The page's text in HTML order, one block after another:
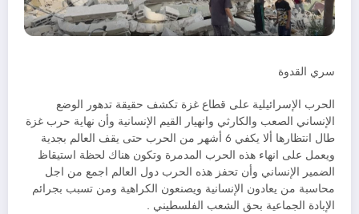
سري القدوة
الحرب الإسرائيلية على قطاع غزة تكشف حقيقة تدهور الوضع
الإنساني الصعب والكارثي وانهيار القيم الإنسانية وأن نهاية حرب غزة
طال انتظارها ألا يكفي 6 أشهر من الحرب حتى يقف العالم بجدية
ويعمل على انهاء هذه الحرب المدمرة وتكون هناك لحظة استيقاظ
الضمير الإنساني وأن تحفز هذه الحرب دول العالم اجمع من اجل
محاسبة من يعادون الإنسانية ويصنعون الكراهية ومن تسبب بجرائم
الإبادة الجماعية بحق الشعب الفلسطيني .